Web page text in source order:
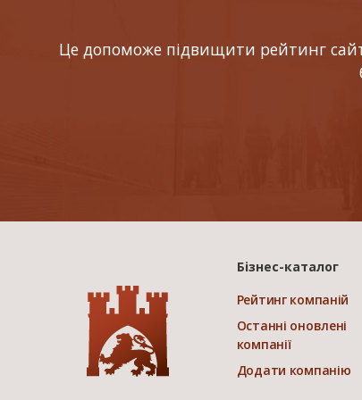
Це допоможе підвищити рейтинг
Бізнес-каталог
Рейтинг компаній
Останні оновлені
компанії
Додати компанію